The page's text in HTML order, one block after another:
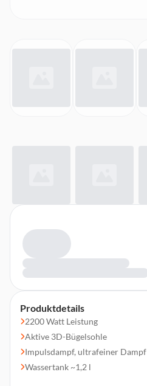
Produktdetails
2200 Watt Leistung
Aktive 3D-Bügelsohle
Impulsdampf, ultrafeiner Dampf
Wassertank ~1,2 l